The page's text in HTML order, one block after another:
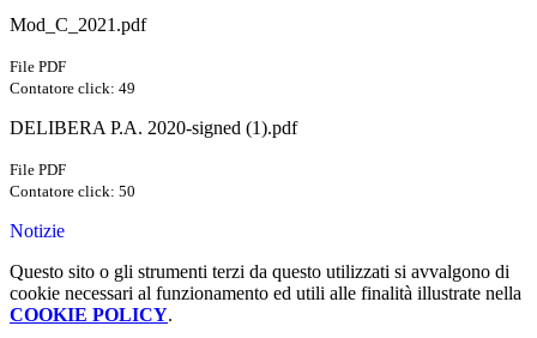
Mod_C_2021.pdf
File PDF
Contatore click: 49
DELIBERA P.A. 2020-signed (1).pdf
File PDF
Contatore click: 50
Notizie
Questo sito o gli strumenti terzi da questo utilizzati si avvalgono di
cookie necessari al funzionamento ed utili alle finalità illustrate nella
COOKIE POLICY.